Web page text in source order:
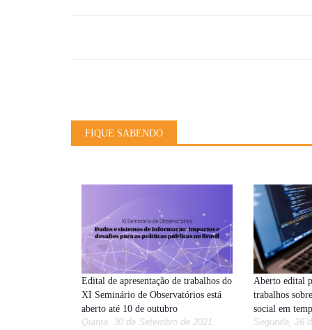
FIQUE SABENDO
Edital de apresentação de trabalhos do
XI Seminário de Observatórios está
aberto até 10 de outubro
Quinta, 30 de Setembro de 2021
Aberto edital
trabalhos
social em
Segunda, 26